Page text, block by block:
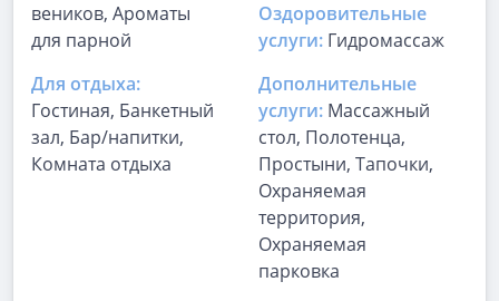
веников, Ароматы
для парной
Для отдыха:
Гостиная, Банкетный
зал, Бар/напитки,
Комната отдыха
Оздоровительные
услуги: Гидромассаж
Дополнительные
услуги: Массажный
стол, Полотенца,
Простыни, Тапочки,
Охраняемая
территория,
Охраняемая
парковка